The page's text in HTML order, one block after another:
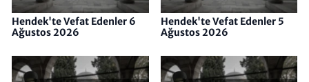
Hendek'te Vefat Edenler 6
Ağustos 2026
Hendek'te Vefat Edenler 5
Ağustos 2026